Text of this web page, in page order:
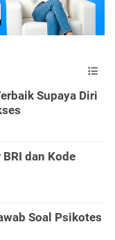
Supaya Diri
dan Kode
Soal Psikotes